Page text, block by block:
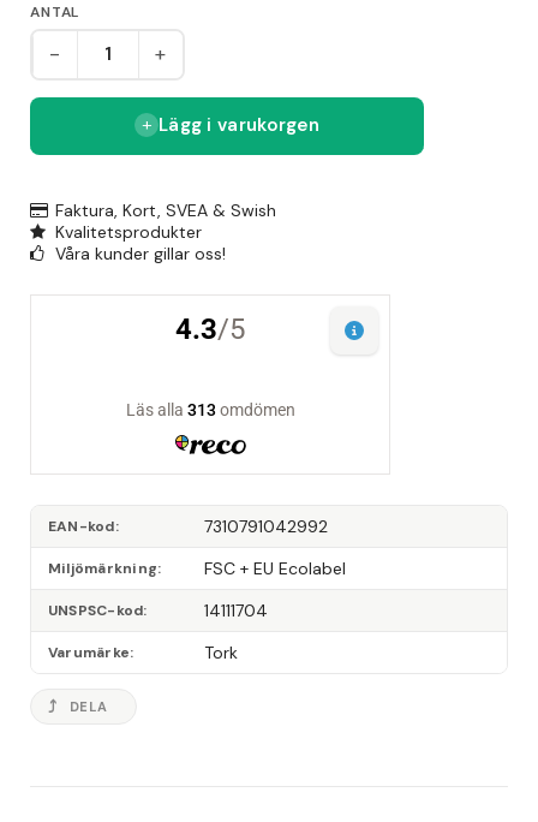
spar tid och förbättrar arbetsklimatet för
städpersonal.
ANTAL
- +
Lägg i varukorgen
Faktura, Kort, SVEA & Swish
Kvalitetsprodukter
Våra kunder gillar oss!
EAN-kod 7310791042992
Miljömärkning FSC + EU Ecolabel
UNSPSC-kod 14111704
Varumärke Tork
DELA